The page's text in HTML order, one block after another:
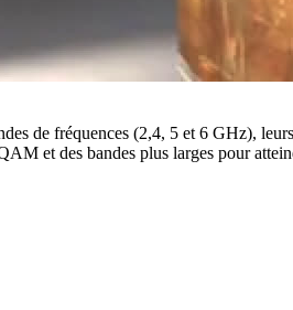
de fréquences (2,4, 5 et 6 GHz),
et des bandes plus larges pour